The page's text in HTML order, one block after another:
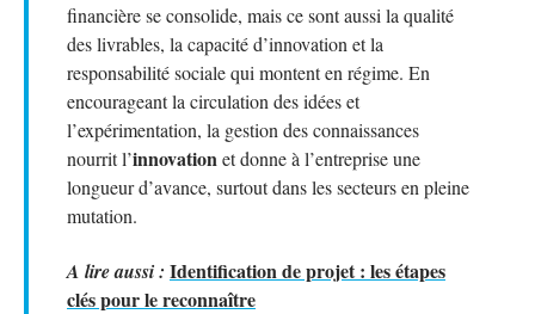
financière se consolide, mais ce sont aussi la qualité
des livrables, la capacité d’innovation et la
responsabilité sociale qui montent en régime. En
encourageant la circulation des idées et
l’expérimentation, la gestion des connaissances
nourrit l’innovation et donne à l’entreprise une
longueur d’avance, surtout dans les secteurs en pleine
mutation.
A lire aussi : Identification de projet : les étapes
clés pour le reconnaître